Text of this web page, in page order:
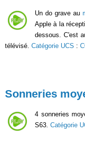
Un do grave au
Apple à la
dessous. C'est
télévisé. Catégorie UCS :
Sonneries
4 sonneries
S63. Catégorie